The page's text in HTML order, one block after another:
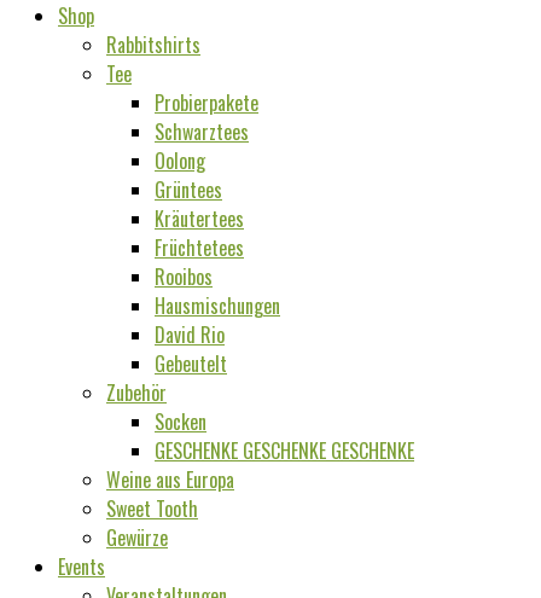
Shop
Rabbitshirts
Tee
Probierpakete
Schwarztees
Oolong
Grüntees
Kräutertees
Früchtetees
Rooibos
Hausmischungen
David Rio
Gebeutelt
Zubehör
Socken
GESCHENKE GESCHENKE GESCHENKE
Weine aus Europa
Sweet Tooth
Gewürze
Events